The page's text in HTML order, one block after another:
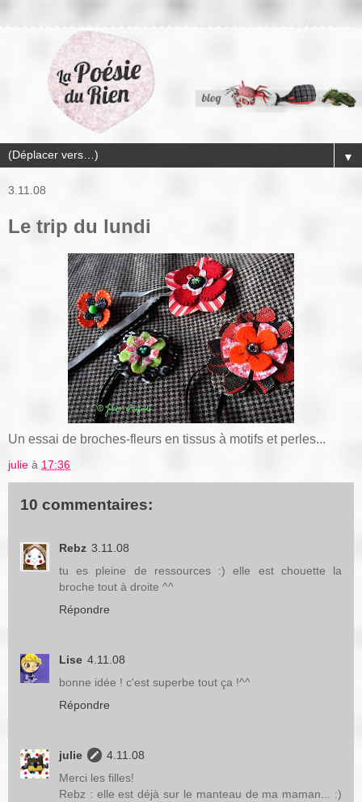
▼
3.11.08
Le trip du lundi
Un essai de broches-fleurs en tissus à motifs et perles...
julie à 17:36
10 commentaires:
Rebz 3.11.08
tu es pleine de ressources :) elle est chouette la
broche tout à droite ^^
Répondre
Lise 4.11.08
bonne idée ! c'est superbe tout ça !^^
Répondre
julie
4.11.08
Merci les filles!
Rebz : elle est déjà sur le manteau de ma maman... :)